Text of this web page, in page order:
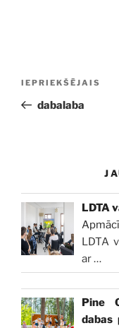
Iepriekšējā
ziņa:
IEPRIEKŠĒJAIS
dabalaba
LDTA
LDTA
ar…
Pine
dabas